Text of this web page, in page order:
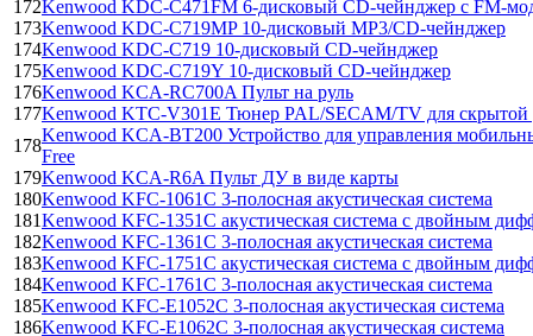
172Kenwood KDC-C471FM 6-дисковый CD-чейнджер с FM-
173Kenwood KDC-C719MP 10-дисковый МР3/CD-чейнджер
174Kenwood KDC-C719 10-дисковый CD-чейнджер
175Kenwood KDC-C719Y 10-дисковый CD-чейнджер
176Kenwood KCA-RC700A Пульт на руль
177Kenwood KTC-V301E Тюнер PAL/SECAM/TV для скрытой
178
Kenwood KCA-BT200 Устройство для управления
Free
179Kenwood KCA-R6A Пульт ДУ в виде карты
180Kenwood KFC-1061C 3-полосная акустическая система
181Kenwood KFC-1351C акустическая система с двойным
182Kenwood KFC-1361C 3-полосная акустическая система
183Kenwood KFC-1751C акустическая система с двойным
184Kenwood KFC-1761C 3-полосная акустическая система
185Kenwood KFC-E1052C 3-полосная акустическая система
186Kenwood KFC-E1062C 3-полосная акустическая система